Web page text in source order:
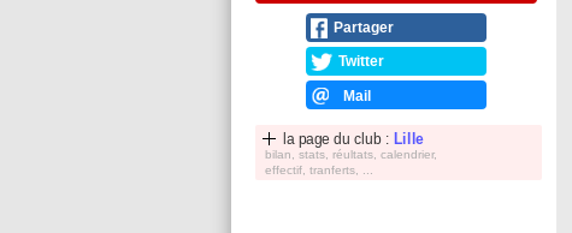
Partager
Twitter
Mail
la page du club : Lille
bilan, stats, réultats, calendrier,
effectif, tranferts, ...